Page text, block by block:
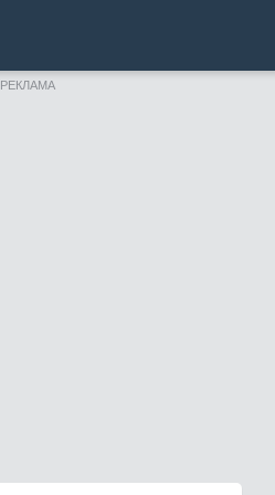
РЕКЛАМА